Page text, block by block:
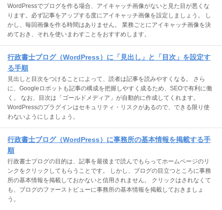
WordPressでブログを作る場合、アイキャッチ画像がないと見た目が悪くな
ります。必ず記事をアップする度にアイキャッチ画像を設定しましょう。 し
かし、毎回画像を作る時間はありません。 業務ごとにアイキャッチ画像を決
めておき、それを使いまわすことをおすすめします。
行政書士ブログ（WordPress）に「見出し」と「目次」を設定す
る手順
見出しと目次をつけることによって、読者は記事を読みやすくなる。 さら
に、Googleロボットも記事の構成を把握しやすく成るため、SEOで有利に働
く。 なお、目次は「ゴールドメディア」が自動的に作成してくれます。
WordPressのプラグインはセキュリティ・リスクがあるので、できる限り使
わないようにしましょう。
行政書士ブログ（WordPress）に事務所の基本情報を掲載する手
順
行政書士ブログの目的は、記事を最後まで読んでもらってホームページのリ
ンクをクリックしてもらうことです。 しかし、ブログの目立つところに事務
所の基本情報を掲載しておかないと信用されません。 クリックはされなくて
も、ブログのファーストビューに事務所の基本情報を掲載しておきましょ
う。